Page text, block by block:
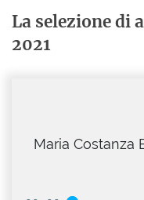
La selezione di
2021
Maria Costanza